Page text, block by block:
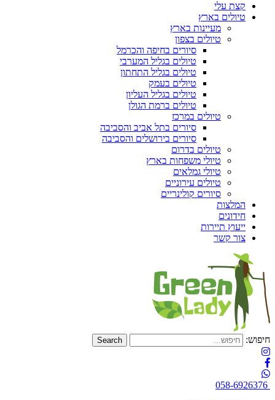
קצת עלי
טיולים בארץ
מעיינות בארץ
טיולים בצפון
סיורים בחיפה והכרמל
טיולים בגליל המערבי
טיולים בגליל התחתון
טיולים בעמק
טיולים בגליל העליון
טיולים ברמת הגולן
טיולים במרכז
סיורים בתל אביב והסביבה
סיורים בירושלים והסביבה
טיולים בדרום
טיולי משפחות בארץ
טיולי גמלאים
טיולים עירוניים
סיורים קולינריים
המלצות
חידונים
ייעוץ תיירות
צור קשר
חיפוש:
058-6926376